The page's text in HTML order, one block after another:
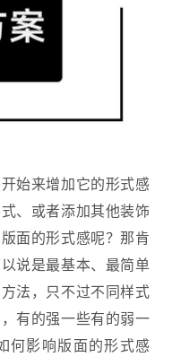
始来增加它的形式感
、或者添加其他装饰
面的形式感呢？那肯
说是最基本、最简单
法，只不过不同样式
有的强一些有的弱一
何影响版面的形式感